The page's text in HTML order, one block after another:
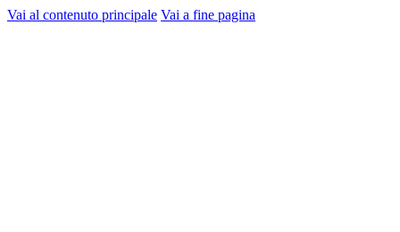
Vai al contenuto principale Vai a fine pagina